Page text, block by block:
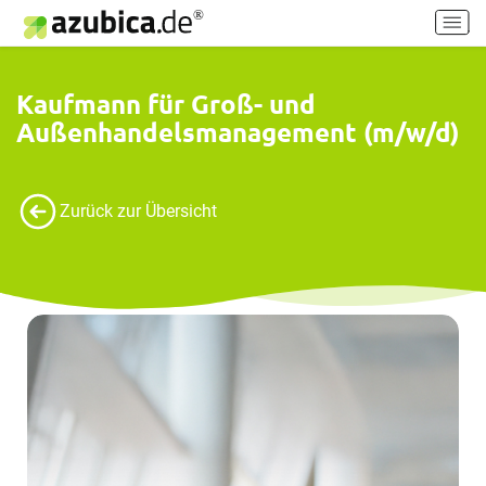
H
a
m
n
-
Kaufmann für Groß- und
Außenhandelsmanagement (m/w/d)
Zurück zur Übersicht